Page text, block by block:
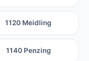
1120 Meidling
1140 Penzing